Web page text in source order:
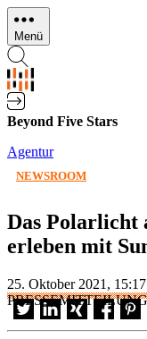
Direkt
zum
Inhalt
Menü
Beyond Five Stars
Agentur
NEWSROOM
Das Polarlicht
erleben mit
25. Oktober 2021, 15:17